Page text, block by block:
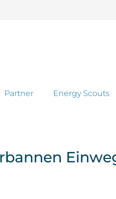
Partner Energy Scouts